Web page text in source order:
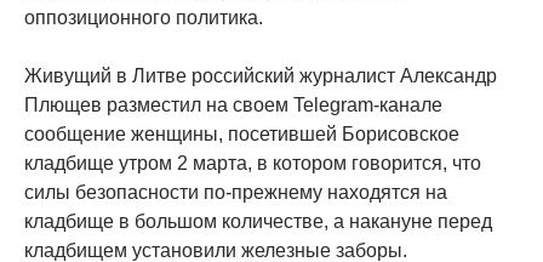
оппозиционного политика.
Живущий в Литве российский журналист Александр
Плющев разместил на своем Telegram-канале
сообщение женщины, посетившей Борисовское
кладбище утром 2 марта, в котором говорится, что
силы безопасности по-прежнему находятся на
кладбище в большом количестве, а накануне перед
кладбищем установили железные заборы.